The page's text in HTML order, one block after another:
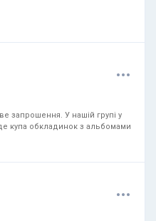
...
запрошення. У нашій групі у
купа обкладинок з альбомами
...